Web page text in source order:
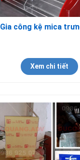
Gia công kệ mica
Xem chi tiết